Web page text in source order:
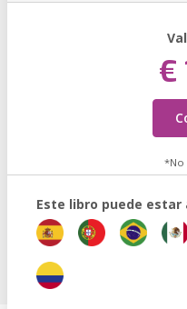
€
*No
Este libro puede estar